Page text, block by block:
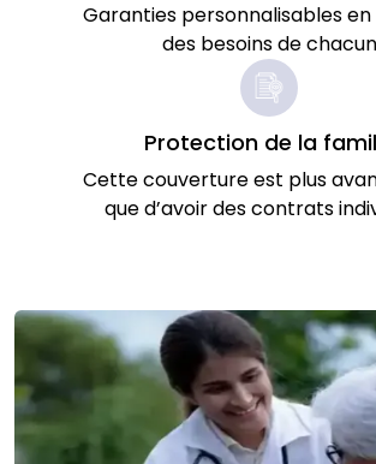
Garanties personnalisables
des besoins de chacun
Protection de la
Cette couverture est plus
que d’avoir des contrats